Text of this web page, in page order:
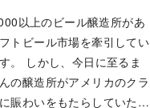
以上のビール醸造所があ
トビール市場を牽引してい
。 しかし、今日に至るま
の醸造所がアメリカのクラ
賑わいをもたらしていた訳